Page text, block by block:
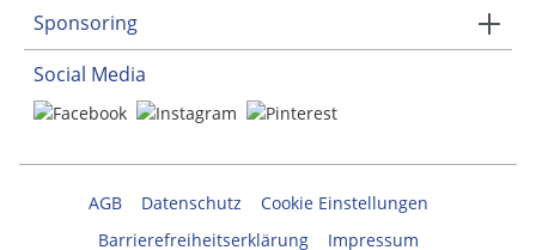
Sponsoring
Social Media
AGB Datenschutz
Cookie Einstellungen
Barrierefreiheitserklärung
Impressum